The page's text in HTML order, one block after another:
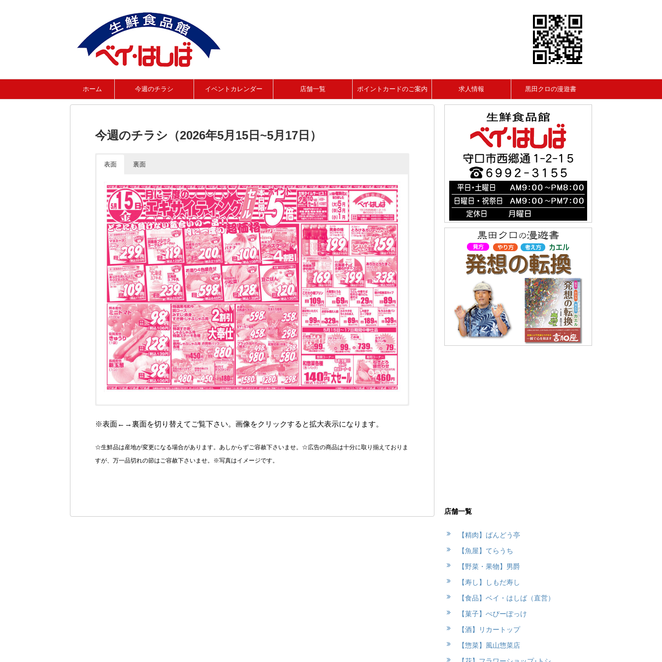
ホーム 今週のチラシ イベントカレンダー 店舗一覧 ポイントカードのご案内 求人情報 黒田クロの漫遊書
今週のチラシ（2026年5月15日~5月17日）
表面 裏面
※表面←→裏面を切り替えてご覧下さい。画像をクリックすると拡大表示になります。
☆生鮮品は産地が変更になる場合があります。あしからずご容赦下さいませ。☆広告の商品は十分に取り揃えておりま
すが、万一品切れの節はご容赦下さいませ。※写真はイメージです。
店舗一覧
【精肉】ばんどう亭
【魚屋】てらうち
【野菜・果物】男爵
【寿し】しもだ寿し
【食品】ベイ・はしば（直営）
【菓子】ぺぴーぽっけ
【酒】リカートップ
【惣菜】風山惣菜店